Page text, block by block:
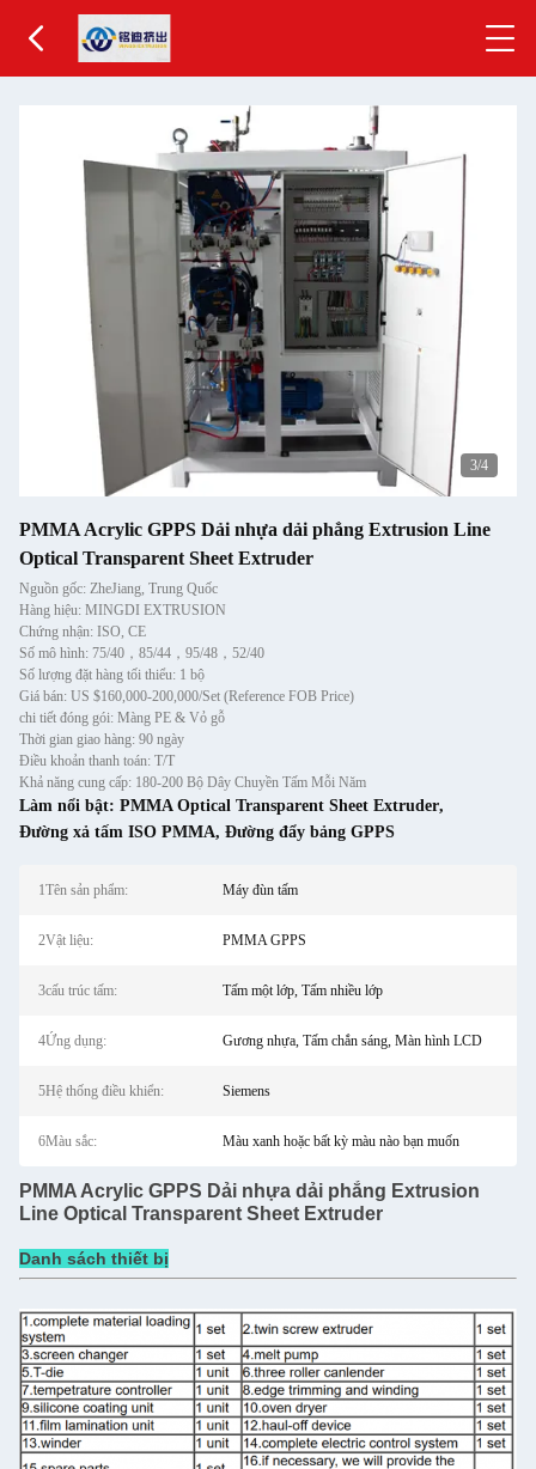
3/4
PMMA Acrylic GPPS Dải nhựa dải phẳng Extrusion Line
Optical Transparent Sheet Extruder
Nguồn gốc: ZheJiang, Trung Quốc
Hàng hiệu: MINGDI EXTRUSION
Chứng nhận: ISO, CE
Số mô hình: 75/40，85/44，95/48，52/40
Số lượng đặt hàng tối thiểu: 1 bộ
Giá bán: US $160,000-200,000/Set (Reference FOB Price)
chi tiết đóng gói: Màng PE & Vỏ gỗ
Thời gian giao hàng: 90 ngày
Điều khoản thanh toán: T/T
Khả năng cung cấp: 180-200 Bộ Dây Chuyền Tấm Mỗi Năm
Làm nổi bật: PMMA Optical Transparent Sheet Extruder,
Đường xả tấm ISO PMMA, Đường đẩy bảng GPPS
1Tên sản phẩm: Máy đùn tấm
2Vật liệu: PMMA GPPS
3cấu trúc tấm: Tấm một lớp, Tấm nhiều lớp
4Ứng dụng: Gương nhựa, Tấm chắn sáng, Màn hình LCD
5Hệ thống điều khiển: Siemens
6Màu sắc: Màu xanh hoặc bất kỳ màu nào bạn muốn
PMMA Acrylic GPPS Dải nhựa dải phẳng Extrusion
Line Optical Transparent Sheet Extruder
Danh sách thiết bị